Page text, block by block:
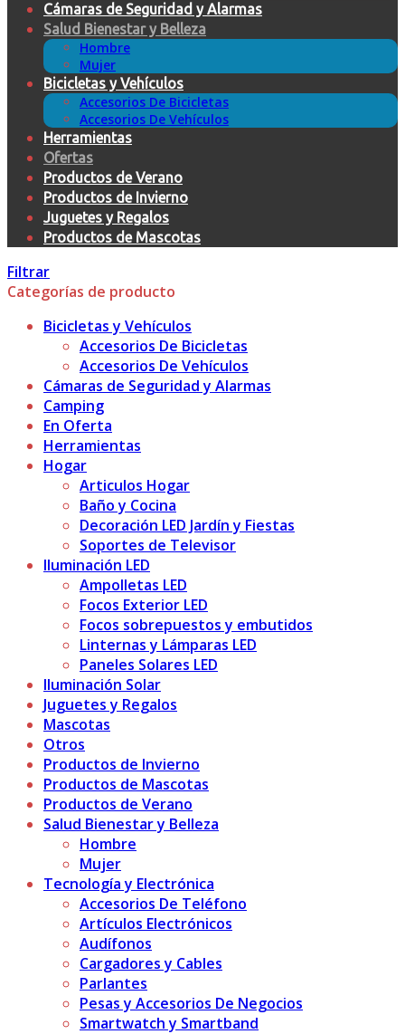
Cámaras de Seguridad y Alarmas
Salud Bienestar y Belleza
Hombre
Mujer
Bicicletas y Vehículos
Accesorios De Bicicletas
Accesorios De Vehículos
Herramientas
Ofertas
Productos de Verano
Productos de Invierno
Juguetes y Regalos
Productos de Mascotas
Filtrar
Categorías de producto
Bicicletas y Vehículos
Accesorios De Bicicletas
Accesorios De Vehículos
Cámaras de Seguridad y Alarmas
Camping
En Oferta
Herramientas
Hogar
Articulos Hogar
Baño y Cocina
Decoración LED Jardín y Fiestas
Soportes de Televisor
Iluminación LED
Ampolletas LED
Focos Exterior LED
Focos sobrepuestos y embutidos
Linternas y Lámparas LED
Paneles Solares LED
Iluminación Solar
Juguetes y Regalos
Mascotas
Otros
Productos de Invierno
Productos de Mascotas
Productos de Verano
Salud Bienestar y Belleza
Hombre
Mujer
Tecnología y Electrónica
Accesorios De Teléfono
Artículos Electrónicos
Audífonos
Cargadores y Cables
Parlantes
Pesas y Accesorios De Negocios
Smartwatch y Smartband